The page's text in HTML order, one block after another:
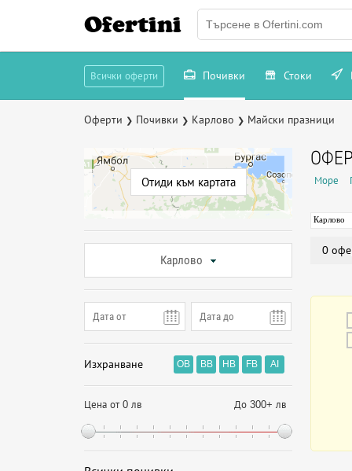
Ofertini
Всички оферти Почивки Стоки
Оферти ❯ Почивки ❯ Карлово ❯ Майски празници
Отиди към картата
Карлово
Изхранване OB BB HB FB AI
Цена от 0 лв До 300+ лв
Море
Карлово
0